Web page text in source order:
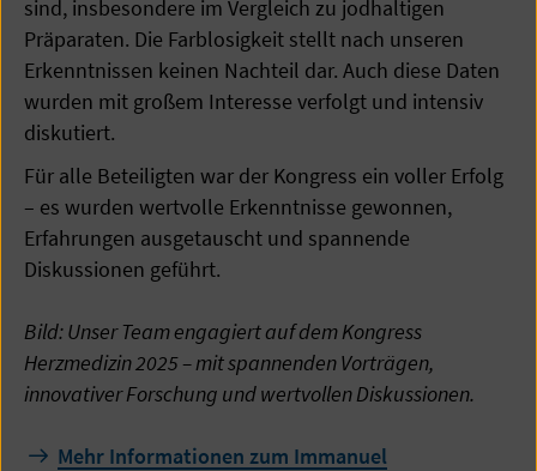
sind, insbesondere im Vergleich zu jodhaltigen
Präparaten. Die Farblosigkeit stellt nach unseren
Erkenntnissen keinen Nachteil dar. Auch diese Daten
wurden mit großem Interesse verfolgt und intensiv
diskutiert.
Für alle Beteiligten war der Kongress ein voller Erfolg
– es wurden wertvolle Erkenntnisse gewonnen,
Erfahrungen ausgetauscht und spannende
Diskussionen geführt.
Bild: Unser Team engagiert auf dem Kongress
Herzmedizin 2025 – mit spannenden Vorträgen,
innovativer Forschung und wertvollen Diskussionen.
Mehr Informationen zum Immanuel